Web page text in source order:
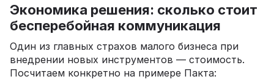
Экономика решения: сколько стоит
бесперебойная коммуникация
Один из главных страхов малого бизнеса при
внедрении новых инструментов — стоимость.
Посчитаем конкретно на примере Пакта: